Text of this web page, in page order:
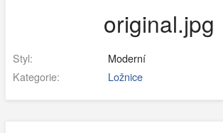
original.jpg
Styl:
Moderní
Kategorie:
Ložnice